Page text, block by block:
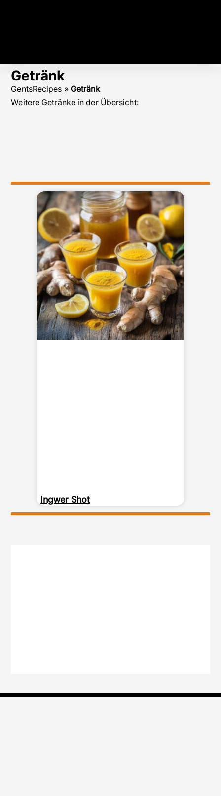
Getränk
GentsRecipes » Getränk
Weitere Getränke in der Übersicht:
Ingwer Shot